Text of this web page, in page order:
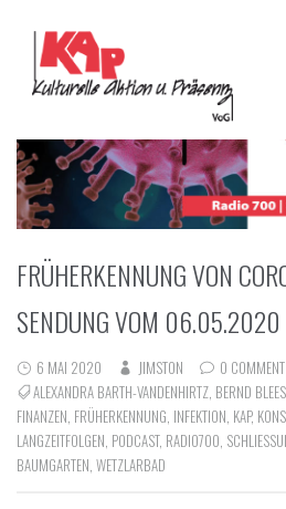
FRÜHERKENNUNG VON
SENDUNG VOM 06.05.2020
6 MAI 2020 JIMSTON
0 COMMENT
ALEXANDRA BARTH-VANDENHIRTZ BERND BLEES
FINANZEN FRÜHERKENNUNG INFEKTION KAP,
LANGZEITFOLGEN PODCAST, RADIO700
BAUMGARTEN WETZLARBAD